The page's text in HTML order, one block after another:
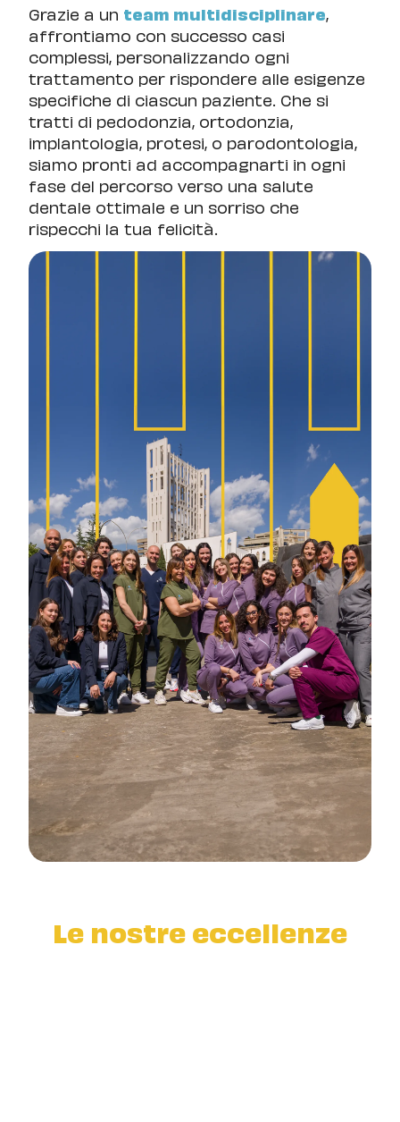
Grazie a un team multidisciplinare,
affrontiamo con successo casi
complessi, personalizzando ogni
trattamento per rispondere alle esigenze
specifiche di ciascun paziente. Che si
tratti di pedodonzia, ortodonzia,
implantologia, protesi, o parodontologia,
siamo pronti ad accompagnarti in ogni
fase del percorso verso una salute
dentale ottimale e un sorriso che
rispecchi la tua felicità.
Le nostre eccellenze